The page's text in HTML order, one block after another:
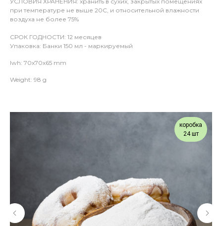
при температуре не выше 20С, и относительной влажности
воздуха не более 75%
СРОК ГОДНОСТИ: 12 месяцев
Упаковка: Банки 150 мл - маркируемый
lwh: 70x70x65 mm
Weight: 98 g
коробка
24 шт